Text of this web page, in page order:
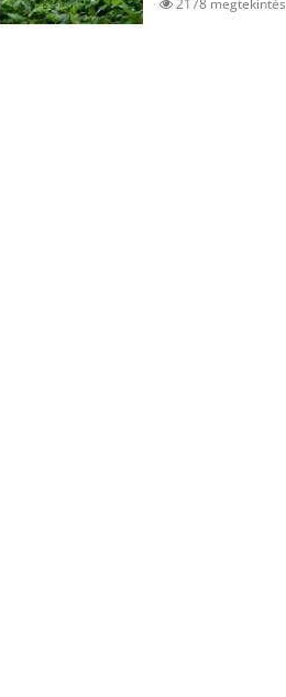
2178 megtekintés